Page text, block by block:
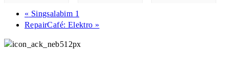
« Singsalabim 1
RepairCafé: Elektro »